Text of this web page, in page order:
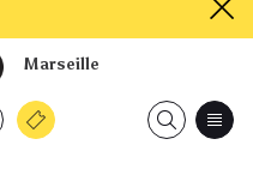
Marseille